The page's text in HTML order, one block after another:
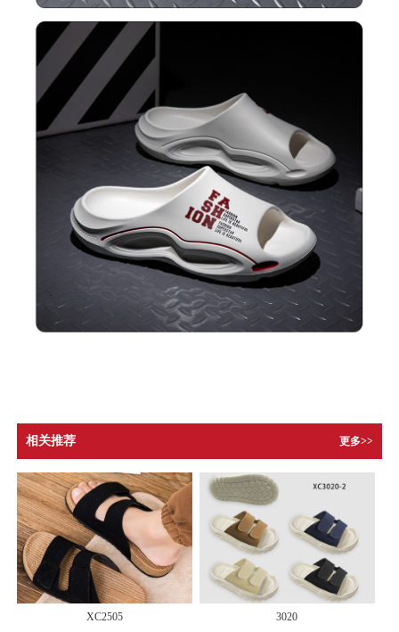
相关推荐 更多>>
XC2505 3020